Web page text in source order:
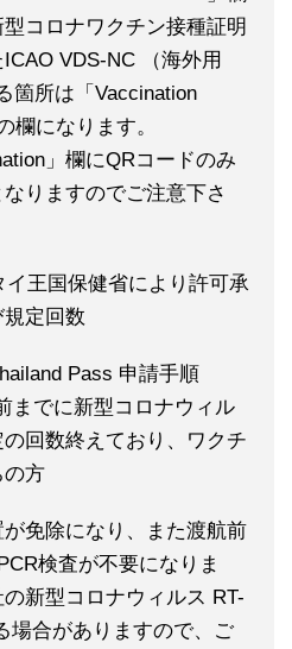
コロナワクチン接種証明
VDS-NC （海外用
箇所は「Vaccination
欄になります。
」欄にQRコードのみ
りますのでご注意下さ
王国保健省により許可承
定回数
Pass 申請手順
までに新型コロナウィル
回数終えており、ワクチ
の方
免除になり、また渡航前
検査が不要になりま
新型コロナウィルス RT-
場合がありますので、ご